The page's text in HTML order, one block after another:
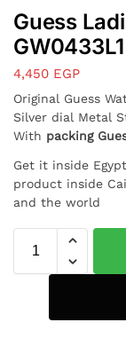
Guess
GW0433L1
4,450 EGP
Original Guess
Silver dial Metal
With packing
Get it inside
product inside
and the world